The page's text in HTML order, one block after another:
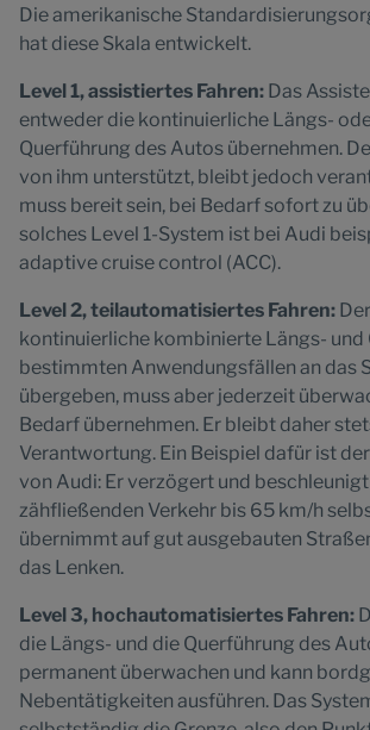
Die amerikanische
hat diese Skala entwickelt.
Level 1, assistiertes Fahren: Das
entweder die kontinuierliche Längs-
Querführung des Autos übernehmen.
von ihm unterstützt, bleibt jedoch
muss bereit sein, bei Bedarf sofort zu
solches Level 1-System ist bei Audi
adaptive cruise control (ACC).
Level 2, teilautomatisiertes Fahren:
kontinuierliche kombinierte Längs- und
bestimmten Anwendungsfällen an das
übergeben, muss aber jederzeit
Bedarf übernehmen. Er bleibt daher
Verantwortung. Ein Beispiel dafür ist
von Audi: Er verzögert und
zähfließenden Verkehr bis 65 km/h
übernimmt auf gut ausgebauten
das Lenken.
Level 3, hochautomatisiertes Fahren:
die Längs- und die Querführung des
permanent überwachen und kann
Nebentätigkeiten ausführen. Das